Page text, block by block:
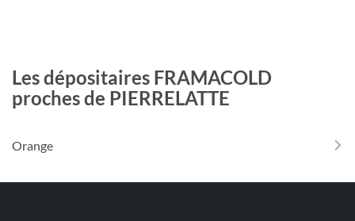
Les dépositaires FRAMACOLD
proches de PIERRELATTE
Orange